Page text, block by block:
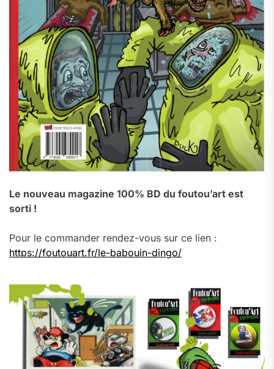
Le nouveau magazine 100% BD du foutou’art est
sorti !
Pour le commander rendez-vous sur ce lien :
https://foutouart.fr/le-babouin-dingo/